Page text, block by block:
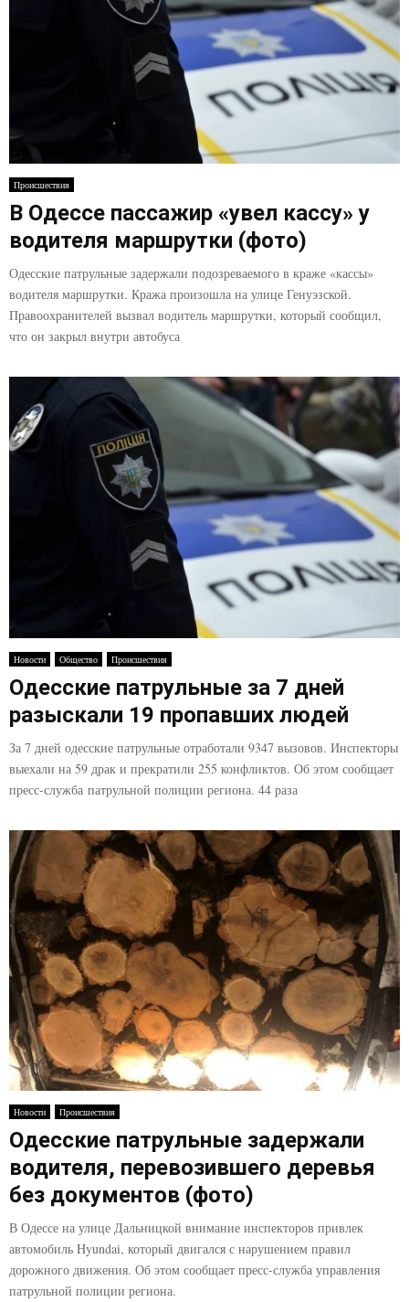
Происшествия
В Одессе пассажир «увел кассу» у
водителя маршрутки (фото)
Одесские патрульные задержали подозреваемого в краже «кассы»
водителя маршрутки. Кража произошла на улице Генуэзской.
Правоохранителей вызвал водитель маршрутки, который сообщил,
что он закрыл внутри автобуса
Новости Общество Происшествия
Одесские патрульные за 7 дней
разыскали 19 пропавших людей
За 7 дней одесские патрульные отработали 9347 вызовов. Инспекторы
выехали на 59 драк и прекратили 255 конфликтов. Об этом сообщает
пресс-служба патрульной полиции региона. 44 раза
Новости Происшествия
Одесские патрульные задержали
водителя, перевозившего деревья
без документов (фото)
В Одессе на улице Дальницкой внимание инспекторов привлек
автомобиль Hyundai, который двигался с нарушением правил
дорожного движения. Об этом сообщает пресс-служба управления
патрульной полиции региона.